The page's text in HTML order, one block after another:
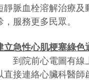
靜脈血栓溶解治療及
，服務更多民眾。
立急性心肌梗塞綠色
院前心電圖有線上
直接連絡心臟科醫師